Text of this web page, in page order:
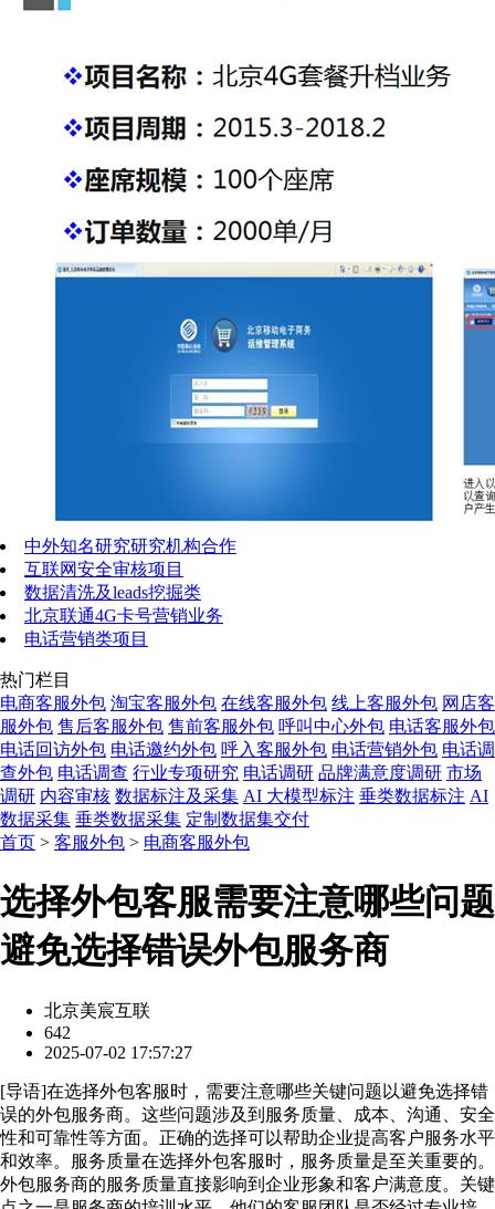
中外知名研究研究机构合作
互联网安全审核项目
数据清洗及leads挖掘类
北京联通4G卡号营销业务
电话营销类项目
热门栏目
电商客服外包 淘宝客服外包 在线客服外包 线上客服外包 网店客
服外包 售后客服外包 售前客服外包 呼叫中心外包 电话客服外包
电话回访外包 电话邀约外包 呼入客服外包 电话营销外包 电话调
查外包 电话调查 行业专项研究 电话调研 品牌满意度调研 市场
调研 内容审核 数据标注及采集 AI 大模型标注 垂类数据标注 AI
数据采集 垂类数据采集 定制数据集交付
首页 > 客服外包 > 电商客服外包
选择外包客服需要注意哪些问题
避免选择错误外包服务商
北京美宸互联
642
2025-07-02 17:57:27
[导语]在选择外包客服时，需要注意哪些关键问题以避免选择错
误的外包服务商。这些问题涉及到服务质量、成本、沟通、安全
性和可靠性等方面。正确的选择可以帮助企业提高客户服务水平
和效率。服务质量在选择外包客服时，服务质量是至关重要的。
外包服务商的服务质量直接影响到企业形象和客户满意度。关键